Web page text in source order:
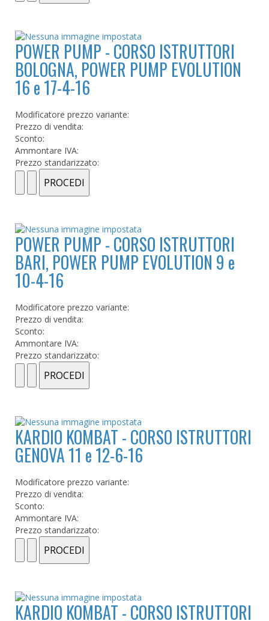
POWER PUMP - CORSO ISTRUTTORI
BOLOGNA, POWER PUMP EVOLUTION
16 e 17-4-16
Modificatore prezzo variante:
Prezzo di vendita:
Sconto:
Ammontare IVA:
Prezzo standarizzato:
POWER PUMP - CORSO ISTRUTTORI
BARI, POWER PUMP EVOLUTION 9 e
10-4-16
Modificatore prezzo variante:
Prezzo di vendita:
Sconto:
Ammontare IVA:
Prezzo standarizzato:
KARDIO KOMBAT - CORSO ISTRUTTORI
GENOVA 11 e 12-6-16
Modificatore prezzo variante:
Prezzo di vendita:
Sconto:
Ammontare IVA:
Prezzo standarizzato:
KARDIO KOMBAT - CORSO ISTRUTTORI